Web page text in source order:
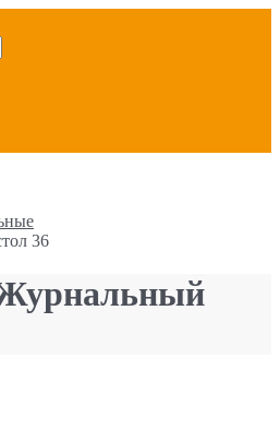
36